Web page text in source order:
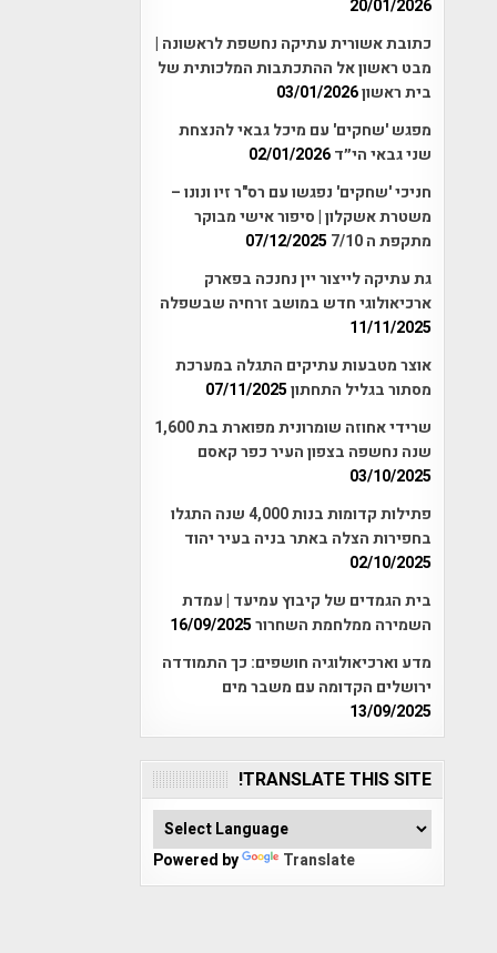
20/01/2026
כתובת אשורית עתיקה נחשפת לראשונה |
מבט ראשון אל ההתכתבות המלכותית של
בית ראשון03/01/2026
מפגש 'שחקים' עם מיכל גבאי להנצחת
שני גבאי הי״ד02/01/2026
חניכי 'שחקים' נפגשו עם רס"ר זיו ונונו –
משטרת אשקלון | סיפור אישי מבוקר
מתקפת ה 7/10
07/12/2025
גת עתיקה לייצור יין נחנכה בפארק
ארכיאולוגי חדש במושב זרחיה שבשפלה
11/11/2025
אוצר מטבעות עתיקים התגלה במערכת
מסתור בגליל התחתון07/11/2025
שרידי אחוזה שומרונית מפוארת בת 1,600
שנה נחשפה בצפון העיר כפר קאסם
03/10/2025
פתילות קדומות בנות 4,000 שנה התגלו
בחפירות הצלה באתר בניה בעיר יהוד
02/10/2025
בית הגמדים של קיבוץ עמיעד | עמדת
השמירה ממלחמת השחרור16/09/2025
מדע וארכיאולוגיה חושפים: כך התמודדה
ירושלים הקדומה עם משבר מים
13/09/2025
TRANSLATE THIS SITE!
Powered by Translate